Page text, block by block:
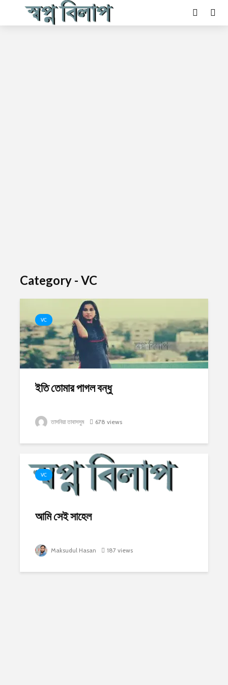
Category - VC
VC
ইতি তোমার পাগল বন্ধু
তাসনিয়া তাবাসসুম 678 views
VC
আমি সেই সাহেল
Maksudul Hasan 187 views